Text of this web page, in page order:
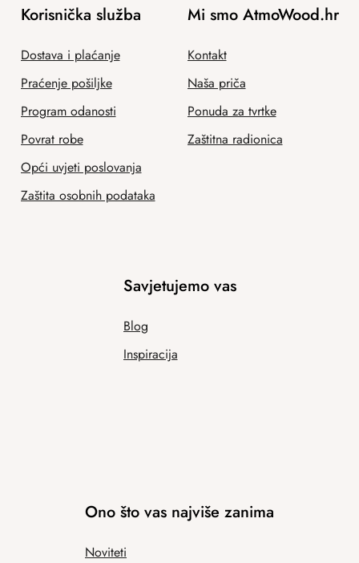
Korisnička služba
Dostava i plaćanje
Praćenje pošiljke
Program odanosti
Povrat robe
Opći uvjeti poslovanja
Zaštita osobnih podataka
Mi smo AtmoWood.hr
Kontakt
Naša priča
Ponuda za tvrtke
Zaštitna radionica
Savjetujemo vas
Blog
Inspiracija
Ono što vas najviše zanima
Noviteti